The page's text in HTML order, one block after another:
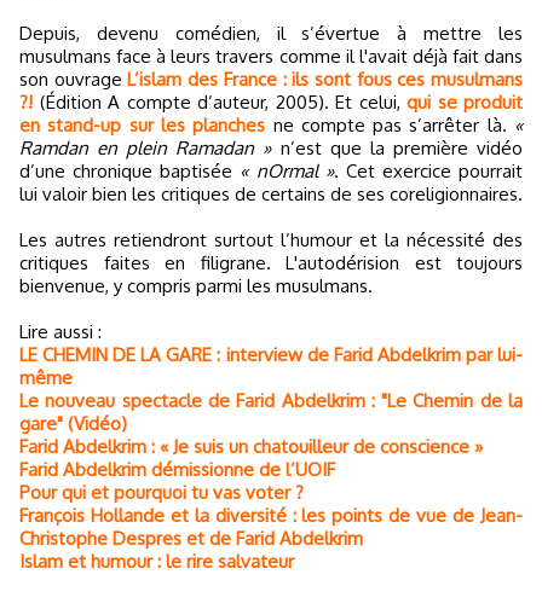
Depuis, devenu comédien, il s’évertue à mettre les
musulmans face à leurs travers comme il l'avait déjà fait dans
son ouvrageL’islam des France : ils sont fous ces musulmans
?! (Édition A compte d’auteur, 2005). Et celui, qui se produit
en stand-up sur les planches ne compte pas s’arrêter là. «
Ramdan en plein Ramadan »n’est que la première vidéo
d’une chronique baptisée « nOrmal ». Cet exercice pourrait
lui valoir bien les critiques de certains de ses coreligionnaires.
Les autres retiendront surtout l’humour et la nécessité des
critiques faites en filigrane. L'autodérision est toujours
bienvenue, y compris parmi les musulmans.
Lire aussi :
LE CHEMIN DE LA GARE : interview de Farid Abdelkrim par lui-
même
Le nouveau spectacle de Farid Abdelkrim : "Le Chemin de la
gare" (Vidéo)
Farid Abdelkrim : « Je suis un chatouilleur de conscience »
Farid Abdelkrim démissionne de l’UOIF
Pour qui et pourquoi tu vas voter ?
François Hollande et la diversité : les points de vue de Jean-
Christophe Despres et de Farid Abdelkrim
Islam et humour : le rire salvateur